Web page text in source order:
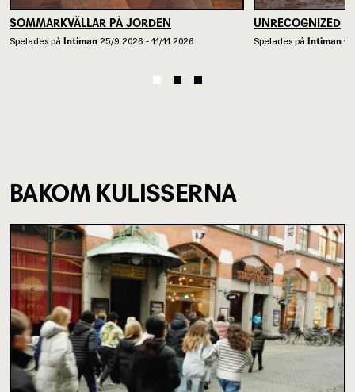
SOMMARKVÄLLAR PÅ JORDEN
Spelades på Intiman 25/9 2026 - 11/11 2026
UNRECOGNIZED
Spelades på Intiman
BAKOM KULISSERNA